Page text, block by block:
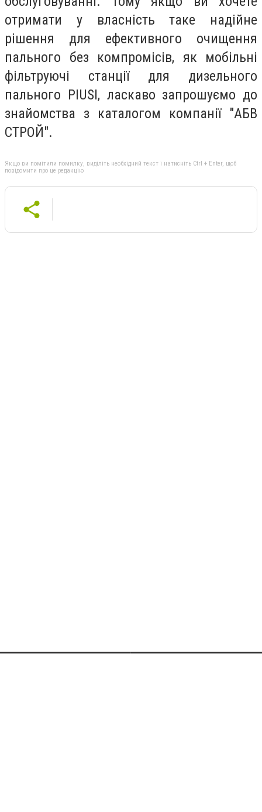
отримати у власність таке надійне
рішення для ефективного очищення
пального без компромісів, як мобільні
фільтруючі станції для дизельного
пального PIUSI, ласкаво запрошуємо до
знайомства з каталогом компанії "АБВ
СТРОЙ".
Якщо ви помітили помилку, виділіть необхідний текст і натисніть Ctrl + Enter, щоб
повідомити про це редакцію